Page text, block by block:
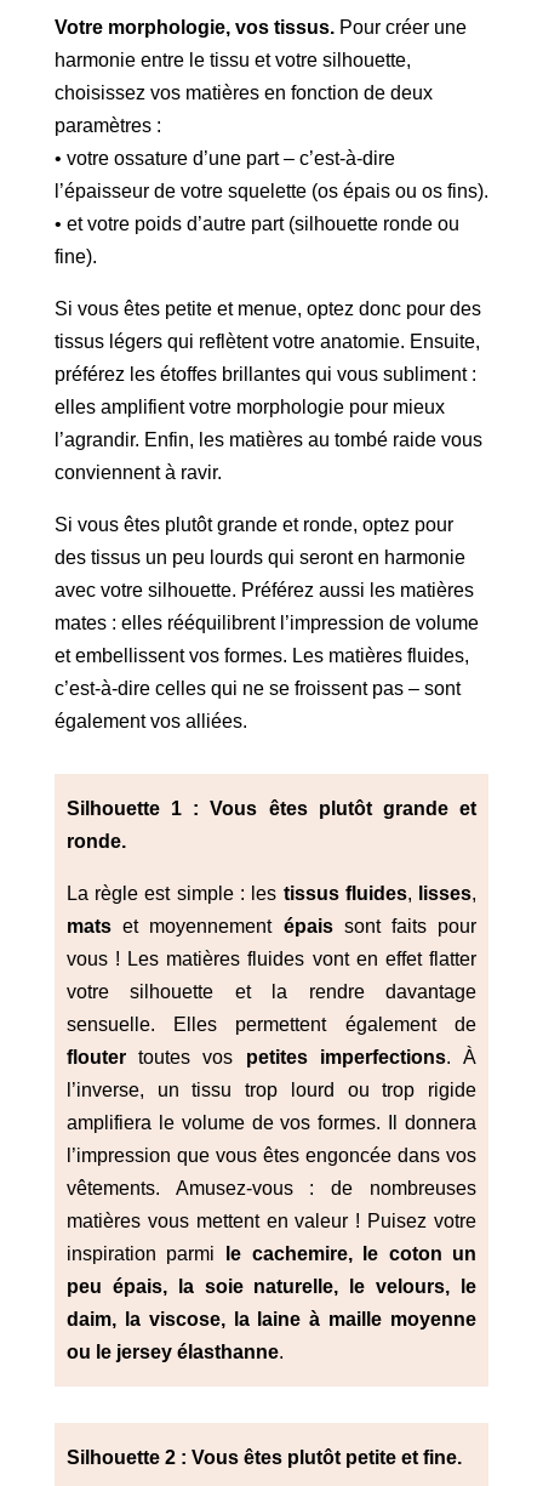
Votre morphologie, vos tissus.Pour créer une
harmonie entre le tissu et votre silhouette,
choisissez vos matières en fonction de deux
paramètres :
• votre ossature d’une part – c’est-à-dire
l’épaisseur de votre squelette (os épais ou os fins).
• et votre poids d’autre part (silhouette ronde ou
fine).
Si vous êtes petite et menue, optez donc pour des
tissus légers qui reflètent votre anatomie. Ensuite,
préférez les étoffes brillantes qui vous subliment :
elles amplifient votre morphologie pour mieux
l’agrandir. Enfin, les matières au tombé raide vous
conviennent à ravir.
Si vous êtes plutôt grande et ronde, optez pour
des tissus un peu lourds qui seront en harmonie
avec votre silhouette. Préférez aussi les matières
mates : elles rééquilibrent l’impression de volume
et embellissent vos formes. Les matières fluides,
c’est-à-dire celles qui ne se froissent pas – sont
également vos alliées.
Silhouette 1 : Vous êtes plutôt grande et
ronde.
La règle est simple : les tissus fluides, lisses,
matset moyennement épaissont faits pour
vous ! Les matières fluides vont en effet flatter
votre silhouette et la rendre davantage
sensuelle. Elles permettent également de
floutertoutes vos petites imperfections. À
l’inverse, un tissu trop lourd ou trop rigide
amplifiera le volume de vos formes. Il donnera
l’impression que vous êtes engoncée dans vos
vêtements. Amusez-vous : de nombreuses
matières vous mettent en valeur ! Puisez votre
inspiration parmi
le cachemire, le coton un
peu épais, la soie naturelle, le velours, le
daim, la viscose, la laine à maille moyenne
ou le jersey élasthanne.
Silhouette 2 : Vous êtes plutôt petite et fine.